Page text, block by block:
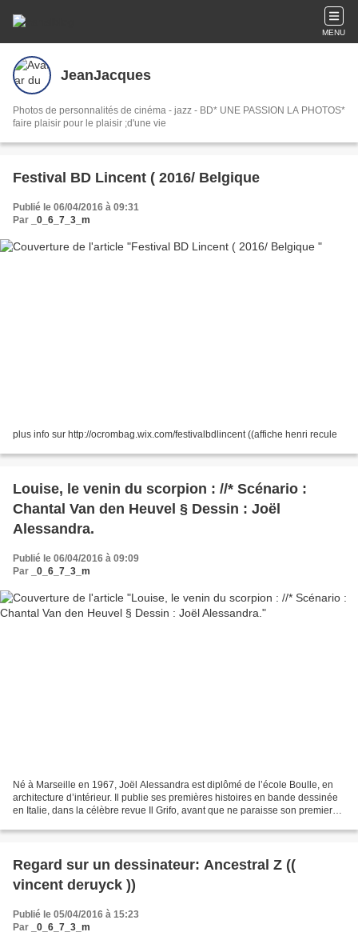
MENU
JeanJacques
Photos de personnalités de cinéma - jazz - BD* UNE PASSION LA PHOTOS*
faire plaisir pour le plaisir ;d'une vie
Festival BD Lincent ( 2016/ Belgique
Publié le 06/04/2016 à 09:31
Par
_0_6_7_3_m
plus info sur http://ocrombag.wix.com/festivalbdlincent ((affiche henri recule
Louise, le venin du scorpion : //* Scénario :
Chantal Van den Heuvel § Dessin : Joël
Alessandra.
Publié le 06/04/2016 à 09:09
Par
_0_6_7_3_m
Né à Marseille en 1967, Joël Alessandra est diplômé de l’école Boulle, en
architecture d’intérieur. Il publie ses premières histoires en bande dessinée
en Italie, dans la célèbre revue Il Grifo, avant que ne paraisse son premier
Regard sur un dessinateur: Ancestral Z ((
vincent deruyck ))
Publié le 05/04/2016 à 15:23
Par
_0_6_7_3_m